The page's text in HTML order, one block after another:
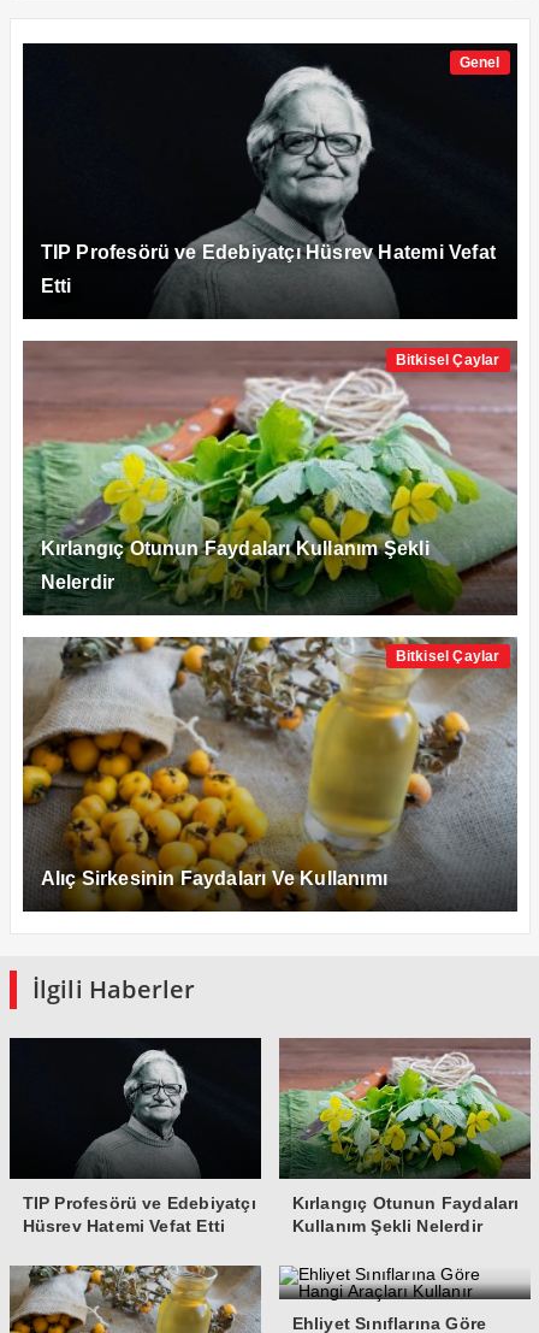
Genel
TIP Profesörü ve Edebiyatçı Hüsrev Hatemi Vefat
Etti
Bitkisel Çaylar
Kırlangıç Otunun Faydaları Kullanım Şekli
Nelerdir
Bitkisel Çaylar
Alıç Sirkesinin Faydaları Ve Kullanımı
İlgili Haberler
TIP Profesörü ve Edebiyatçı
Hüsrev Hatemi Vefat Etti
Kırlangıç Otunun Faydaları
Kullanım Şekli Nelerdir
Ehliyet Sınıflarına Göre